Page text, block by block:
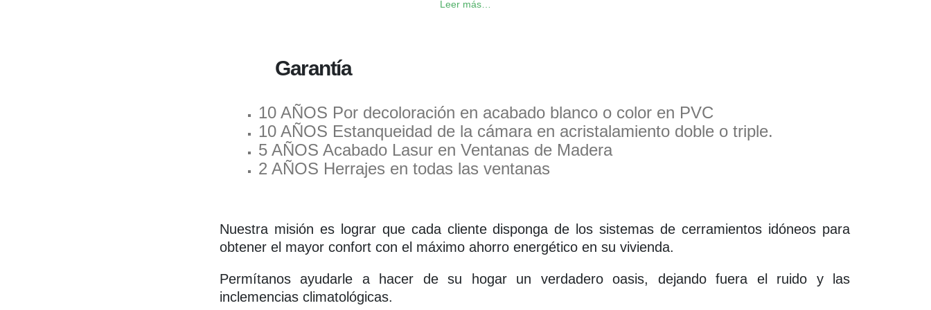
Leer más…
Garantía
10 AÑOS Por decoloración en acabado blanco o color en PVC
10 AÑOS Estanqueidad de la cámara en acristalamiento doble o triple.
5 AÑOS Acabado Lasur en Ventanas de Madera
2 AÑOS Herrajes en todas las ventanas
Nuestra misión es lograr que cada cliente disponga de los sistemas de cerramientos idóneos para
obtener el mayor confort con el máximo ahorro energético en su vivienda.
Permítanos ayudarle a hacer de su hogar un verdadero oasis, dejando fuera el ruido y las
inclemencias climatológicas.